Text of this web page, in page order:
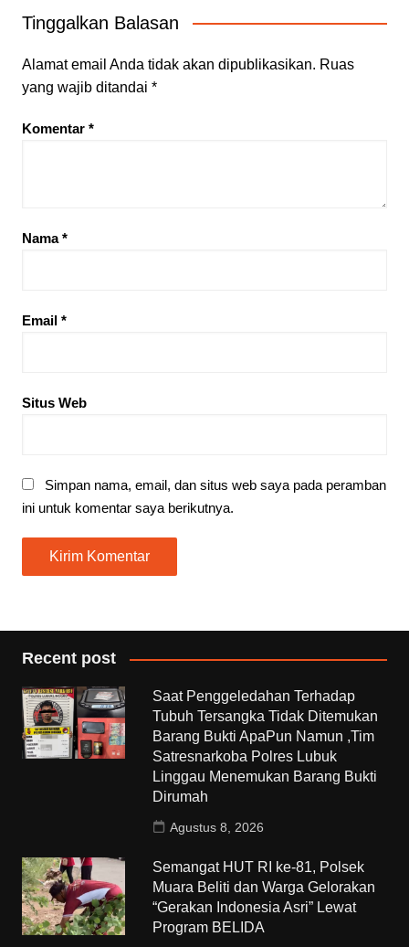
Tinggalkan Balasan
Alamat email Anda tidak akan dipublikasikan. Ruas
yang wajib ditandai *
Komentar *
Nama*
Email *
Situs Web
Simpan nama, email, dan situs web saya pada peramban
ini untuk komentar saya berikutnya.
Recent post
Saat Penggeledahan Terhadap
Tubuh Tersangka Tidak Ditemukan
Barang Bukti ApaPun Namun ,Tim
Satresnarkoba Polres Lubuk
Linggau Menemukan Barang Bukti
Dirumah
Agustus 8, 2026
Semangat HUT RI ke-81, Polsek
Muara Beliti dan Warga Gelorakan
“Gerakan Indonesia Asri” Lewat
Program BELIDA